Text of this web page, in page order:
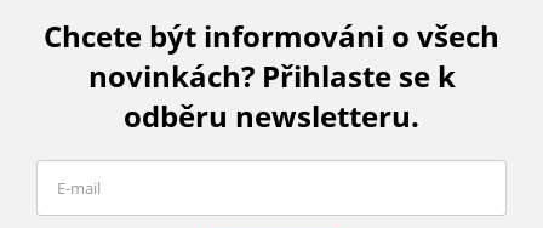
Chcete být informováni o všech
novinkách? Přihlaste se k
odběru newsletteru.